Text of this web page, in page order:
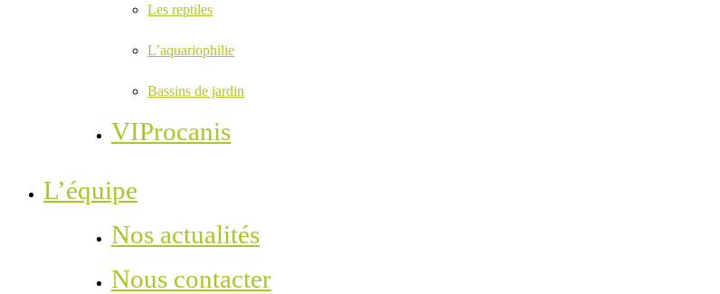
Les reptiles
L’aquariophilie
Bassins de jardin
VIProcanis
L’équipe
Nos actualités
Nous contacter